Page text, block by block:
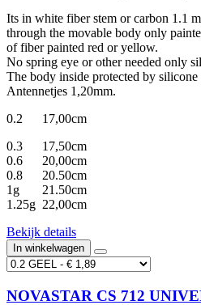
Its in white fiber stem or carbon 1.1
through the movable body only
of fiber painted red or yellow.
No spring eye or other needed only
The body inside protected by silicone
Antennetjes 1,20mm.
0.2 17,00cm
0.3 17,50cm
0.6 20,00cm
0.8 20.50cm
1g 21.50cm
1.25g 22,00cm
Bekijk details
In winkelwagen
NOVASTAR CS 712